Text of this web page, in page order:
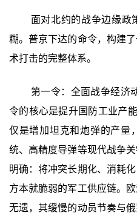
面对北约的战争边缘政
糊。普京下达的命令，构建
术打击的完整体系。
第一令：全面战争经济
令的核心是提升国防工业产
仅是增加坦克和炮弹的产量
统、高精度导弹等现代战争
明确：将冲突长期化、消耗
方本就脆弱的军工供应链。
无遗，其缓慢的动员节奏与